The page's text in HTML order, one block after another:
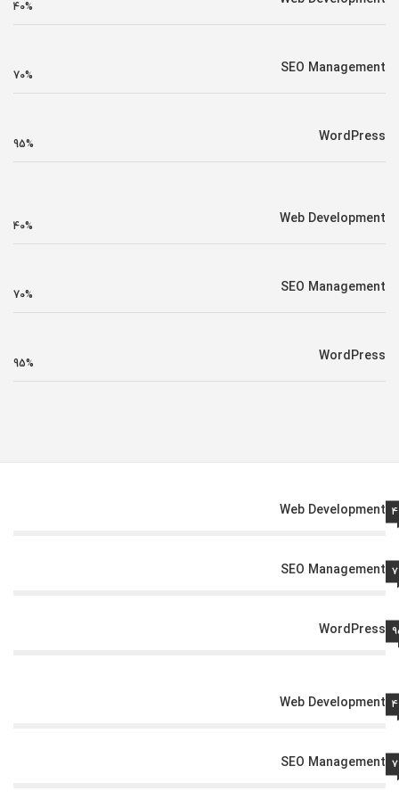
40%
SEO Management
70%
WordPress
95%
Web Development
40%
SEO Management
70%
WordPress
95%
Web Development
SEO Management
WordPress
Web Development
SEO Management